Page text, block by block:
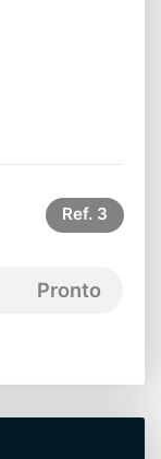
Ref. 3
Pronto